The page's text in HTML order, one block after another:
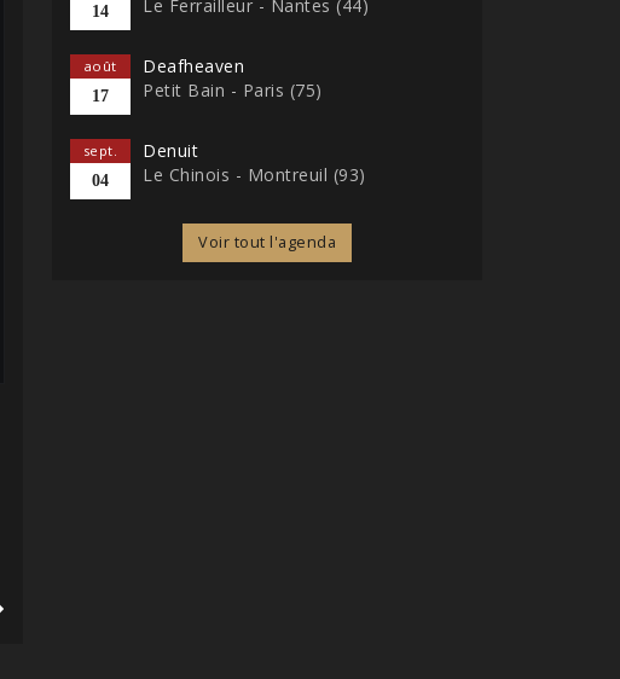
14
Le Ferrailleur - Nantes (44)
août
17
Deafheaven
Petit Bain - Paris (75)
sept.
04
Denuit
Le Chinois - Montreuil (93)
Voir tout l'agenda